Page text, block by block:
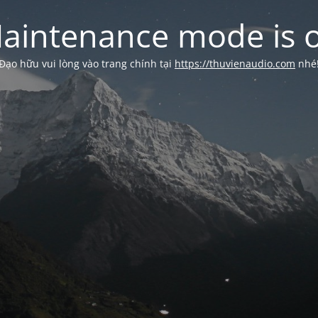
mode is
hữu vui lòng vào trang chính tại https://thuvienaudio.com